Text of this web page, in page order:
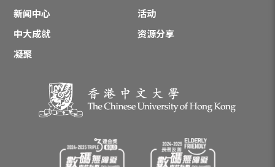
新闻中心
活动
中大成就
资源分享
凝聚